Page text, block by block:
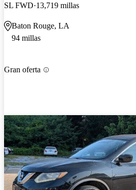
SL FWD 13,719 millas
Baton Rouge, LA
94 millas
Gran oferta